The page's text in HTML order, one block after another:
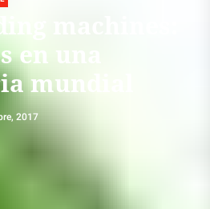
machines:
en una
mundial
2017